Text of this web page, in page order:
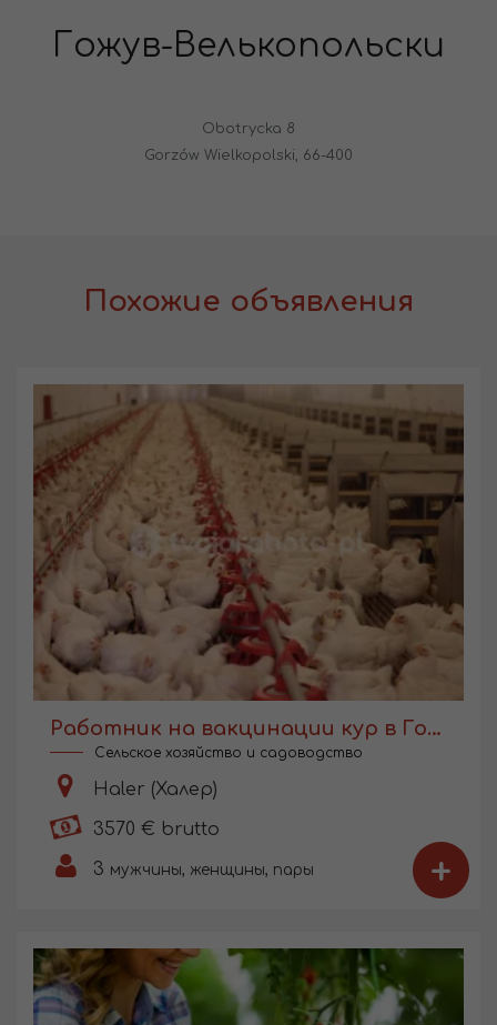
Гожув-Велькопольски
Obotrycka 8
Gorzów Wielkopolski, 66-400
Похожие объявления
Работник на вакцинации кур в Голландии
Сельское хозяйство и садоводство
Haler (Халер)
3570 € brutto
3 мужчины, женщины, пары +